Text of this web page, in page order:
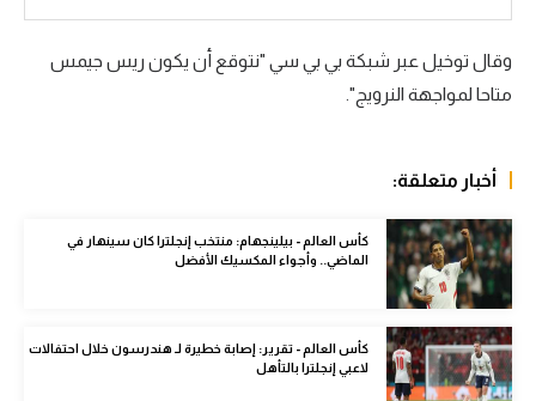
رياضات أخرى
أمم إفريقيا
كرة يد
كرة طائرة
الوطن العربي
في المونديال
وقال توخيل عبر شبكة بي بي سي "نتوقع أن يكون ريس جيمس
متاحا لمواجهة النرويج".
أخبار متعلقة:
كأس العالم - بيلينجهام: منتخب إنجلترا كان سينهار في
الماضي.. وأجواء المكسيك الأفضل
كأس العالم - تقرير: إصابة خطيرة لـ هندرسون خلال احتفالات
لاعبي إنجلترا بالتأهل